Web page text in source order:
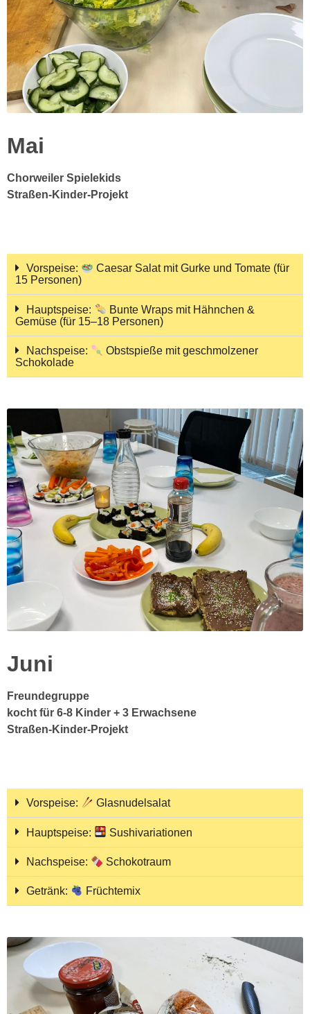
Mai
Chorweiler Spielekids
Straßen-Kinder-Projekt
Vorspeise:
Caesar Salat mit Gurke und Tomate (für
15 Personen)
Hauptspeise:
Bunte Wraps mit Hähnchen &
Gemüse (für 15–18 Personen)
Nachspeise:
Obstspieße mit geschmolzener
Schokolade
Juni
Freundegruppe
kocht für 6-8 Kinder + 3 Erwachsene
Straßen-Kinder-Projekt
Vorspeise: Glasnudelsalat
Hauptspeise: Sushivariationen
Nachspeise: Schokotraum
Getränk: Früchtemix